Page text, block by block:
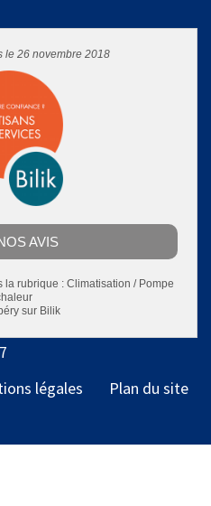
le 26 novembre 2018
AVIS
la rubrique : Climatisation / Pompe
sur Bilik
légales
Plan du site